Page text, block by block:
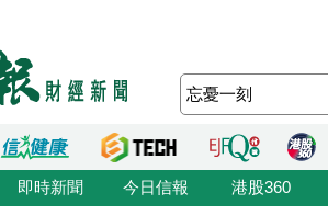
即時新聞 今日信報 港股360